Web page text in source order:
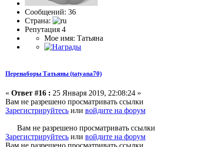
Сообщений: 36
Страна:
Репутация 4
Мое имя: Татьяна
Перенаборы Татьяны (tatyana70)
« Ответ #16 : 25 Января 2019, 22:08:24 »
Вам не разрешено просматривать ссылки
Зарегистрируйтесь или войдите на форум
Вам не разрешено просматривать ссылки
Зарегистрируйтесь или войдите на форум
Вам не разрешено просматривать ссылки